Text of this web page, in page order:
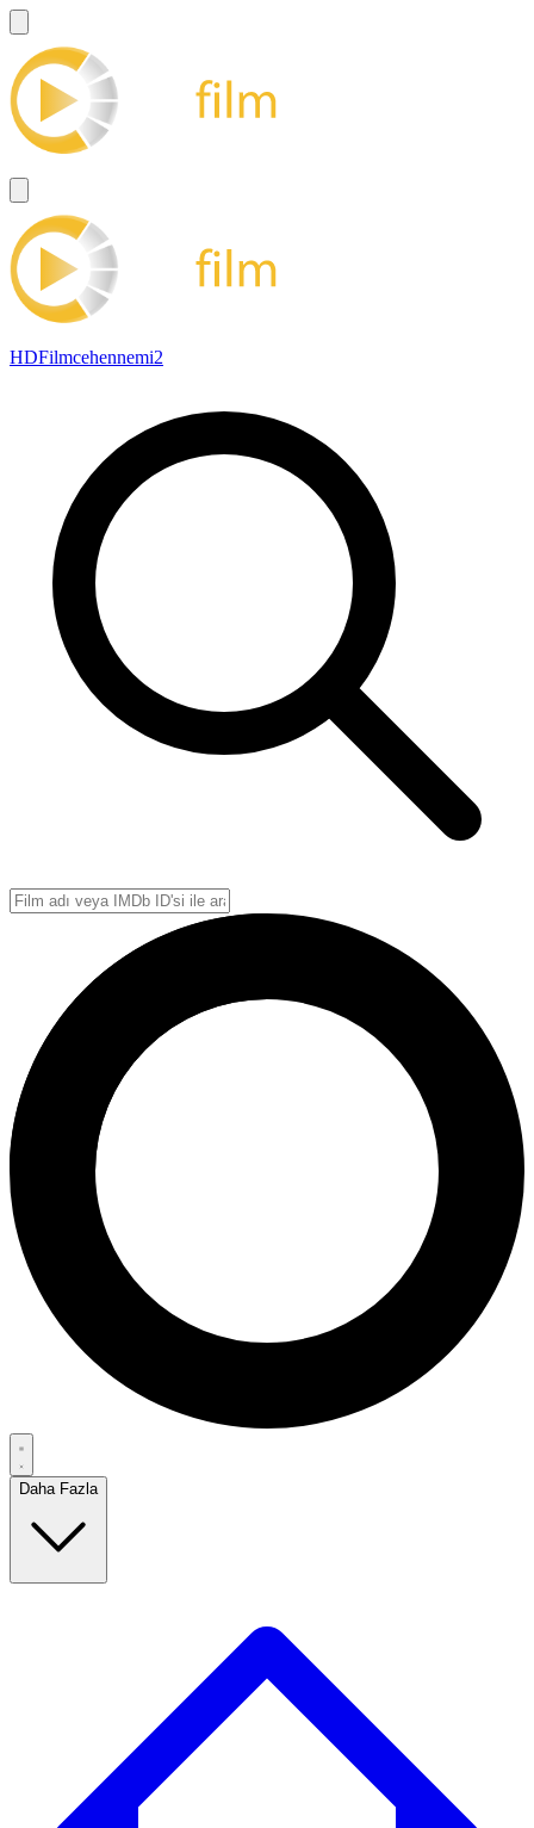
HDFilmcehennemi2
Daha Fazla